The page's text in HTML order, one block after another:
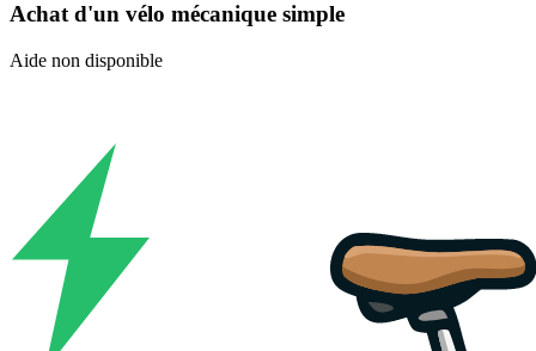
Achat d'un vélo mécanique simple
Aide non disponible